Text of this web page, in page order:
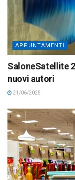
APPUNTAMENTI
SaloneSatellite
nuovi autori
21/06/2025